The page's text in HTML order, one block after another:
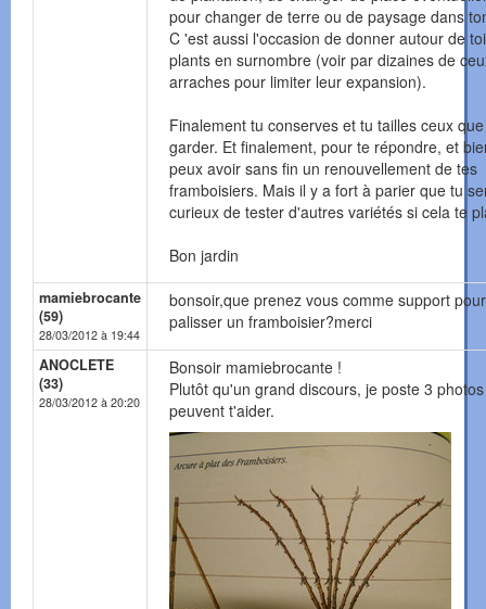
pour changer de terre ou de paysage dans
C 'est aussi l'occasion de donner autour de
plants en surnombre (voir par dizaines de
arraches pour limiter leur expansion).
Finalement tu conserves et tu tailles ceux
garder. Et finalement, pour te répondre, et
peux avoir sans fin un renouvellement de tes
framboisiers. Mais il y a fort à parier que tu
curieux de tester d'autres variétés si cela te
Bon jardin
mamiebrocante
(59)
28/03/2012 à 19:44
bonsoir,que prenez vous comme support pour
palisser un framboisier?merci
ANOCLETE
(33)
28/03/2012 à 20:20
Bonsoir mamiebrocante !
Plutôt qu'un grand discours, je poste 3
peuvent t'aider.